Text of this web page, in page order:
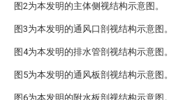
图2为本发明的主体侧视结构示意图。
图3为本发明的通风口剖视结构示意图。
图4为本发明的排水管剖视结构示意图。
图5为本发明的通风板剖视结构示意图。
图6为本发明的附水板剖视结构示意图。